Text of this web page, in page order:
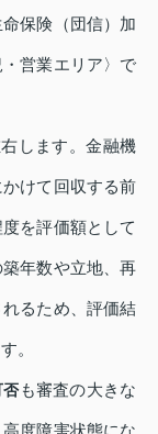
保険（団信）加
営業エリア〉で
します。金融機
けて回収する前
を評価額として
年数や立地、再
るため、評価結
。
否も審査の大きな
度障害状態にな